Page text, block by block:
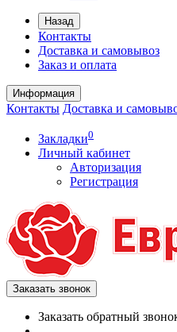
Назад
Контакты
Доставка и самовывоз
Заказ и оплата
Информация
Контакты Доставка и
Закладки0
Личный кабинет
Авторизация
Регистрация
Заказать звонок
Заказать обратный